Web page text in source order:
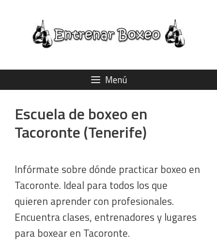
contenido
Menú
Escuela de boxeo en
Tacoronte (Tenerife)
Infórmate sobre dónde practicar boxeo en
Tacoronte. Ideal para todos los que
quieren aprender con profesionales.
Encuentra clases, entrenadores y lugares
para boxear en Tacoronte.